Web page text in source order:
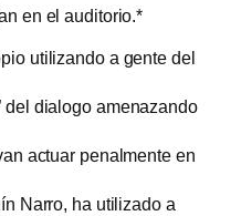
en el auditorio.*
utilizando a gente del
del dialogo amenazando
actuar penalmente en
Narro, ha utilizado a